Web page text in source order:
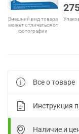
Внешний вид товара
может отличаться от
фотографии
Все о товаре
Инструкция
Наличие и